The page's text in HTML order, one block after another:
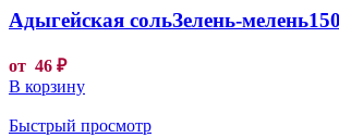
Адыгейская сольЗелень-
от 46 ₽
В корзину
Быстрый просмотр